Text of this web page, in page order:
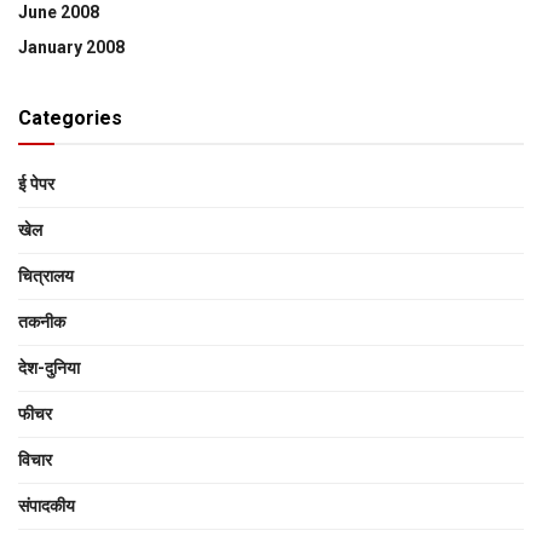
June 2008
January 2008
Categories
ई पेपर
खेल
चित्रालय
तकनीक
देश-दुनिया
फीचर
विचार
संपादकीय